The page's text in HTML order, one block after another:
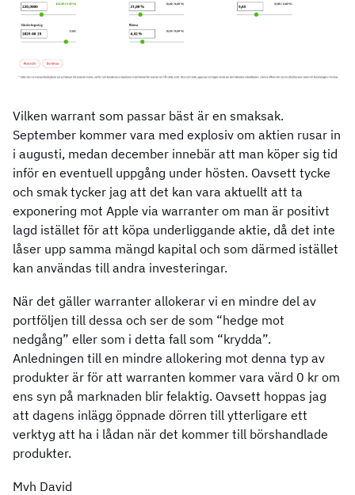
Vilken warrant som passar bäst är en smaksak.
September kommer vara med explosiv om aktien rusar in
i augusti, medan december innebär att man köper sig tid
inför en eventuell uppgång under hösten. Oavsett tycke
och smak tycker jag att det kan vara aktuellt att ta
exponering mot Apple via warranter om man är positivt
lagd istället för att köpa underliggande aktie, då det inte
låser upp samma mängd kapital och som därmed istället
kan användas till andra investeringar.
När det gäller warranter allokerar vi en mindre del av
portföljen till dessa och ser de som “hedge mot
nedgång” eller som i detta fall som “krydda”.
Anledningen till en mindre allokering mot denna typ av
produkter är för att warranten kommer vara värd 0 kr om
ens syn på marknaden blir felaktig. Oavsett hoppas jag
att dagens inlägg öppnade dörren till ytterligare ett
verktyg att ha i lådan när det kommer till börshandlade
produkter.
Mvh David